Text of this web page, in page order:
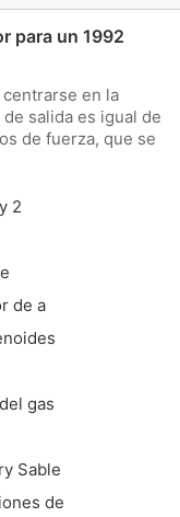
para un 1992
en la
salida es igual de
de fuerza, que se
un vehículo para
2
de a
gas
Sable
de